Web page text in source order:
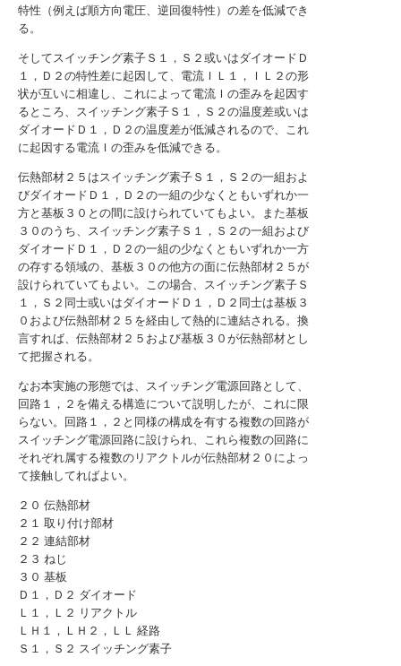
特性（例えば順方向電圧、逆回復特性）の差を低減でき
る。
そしてスイッチング素子Ｓ１，Ｓ２或いはダイオードＤ
１，Ｄ２の特性差に起因して、電流ＩＬ１，ＩＬ２の形
状が互いに相違し、これによって電流Ｉの歪みを起因す
るところ、スイッチング素子Ｓ１，Ｓ２の温度差或いは
ダイオードＤ１，Ｄ２の温度差が低減されるので、これ
に起因する電流Ｉの歪みを低減できる。
伝熱部材２５はスイッチング素子Ｓ１，Ｓ２の一組およ
びダイオードＤ１，Ｄ２の一組の少なくともいずれか一
方と基板３０との間に設けられていてもよい。また基板
３０のうち、スイッチング素子Ｓ１，Ｓ２の一組および
ダイオードＤ１，Ｄ２の一組の少なくともいずれか一方
の存する領域の、基板３０の他方の面に伝熱部材２５が
設けられていてもよい。この場合、スイッチング素子Ｓ
１，Ｓ２同士或いはダイオードＤ１，Ｄ２同士は基板３
０および伝熱部材２５を経由して熱的に連結される。換
言すれば、伝熱部材２５および基板３０が伝熱部材とし
て把握される。
なお本実施の形態では、スイッチング電源回路として、
回路１，２を備える構造について説明したが、これに限
らない。回路１，２と同様の構成を有する複数の回路が
スイッチング電源回路に設けられ、これら複数の回路に
それぞれ属する複数のリアクトルが伝熱部材２０によっ
て接触してればよい。
２０ 伝熱部材
２１ 取り付け部材
２２ 連結部材
２３ ねじ
３０ 基板
Ｄ１，Ｄ２ ダイオード
Ｌ１，Ｌ２ リアクトル
ＬＨ１，ＬＨ２，ＬＬ 経路
Ｓ１，Ｓ２ スイッチング素子